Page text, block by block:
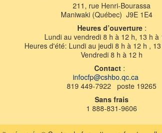
211, rue Henri-Bourassa
Maniwaki (Québec) J9E 1E4
Heures d’ouverture:
Lundi au vendredi 8 h à 12 h, 13 h à
Heures d'été: Lundi au jeudi 8 h à 12 h ,
Vendredi 8 h à 12 h
Contact :
infocfp@cshbo.qc.ca
819 449-7922 poste 19265
Sans frais
1 888-831-9606